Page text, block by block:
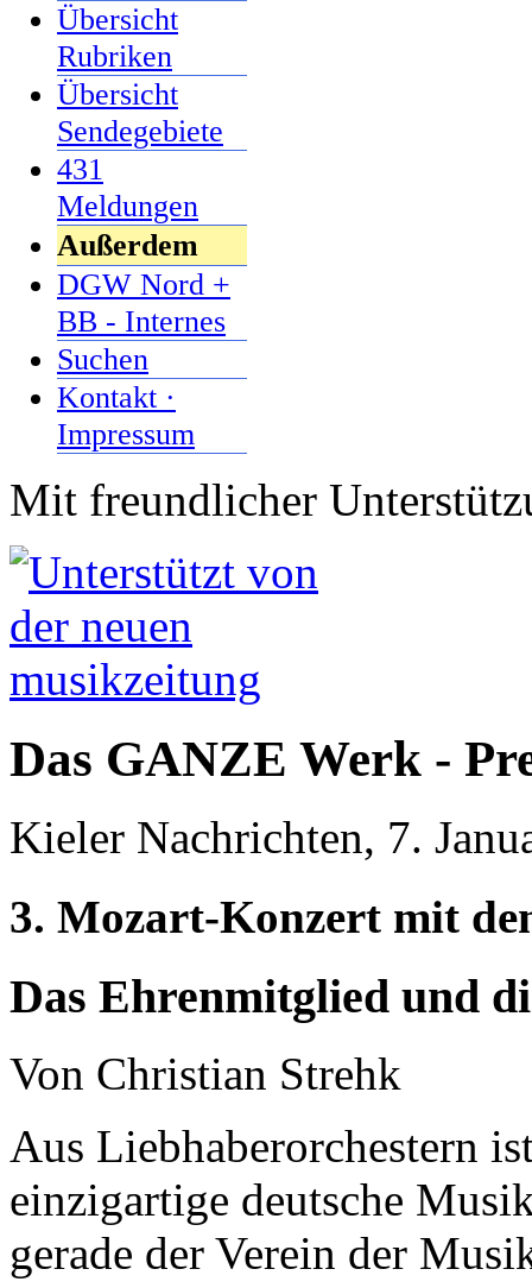
Übersicht
Rubriken
Übersicht
Sendegebiete
431
Meldungen
Außerdem
DGW Nord +
BB - Internes
Suchen
Kontakt ·
Impressum
Mit freundlicher
Das GANZE Werk -
Kieler Nachrichten, 7.
3. Mozart-Konzert mit
Das Ehrenmitglied und
Von Christian Strehk
Aus Liebhaberorchestern
einzigartige deutsche
gerade der Verein der